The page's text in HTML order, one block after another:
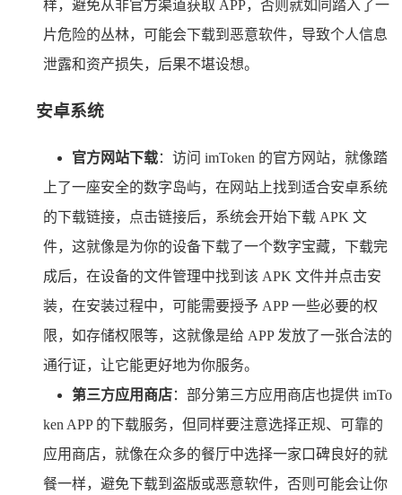
样，避免从非官方渠道获取 APP，否则就如同踏入了一
片危险的丛林，可能会下载到恶意软件，导致个人信息
泄露和资产损失，后果不堪设想。
安卓系统
官方网站下载：访问 imToken 的官方网站，就像踏
上了一座安全的数字岛屿，在网站上找到适合安卓系统
的下载链接，点击链接后，系统会开始下载 APK 文
件，这就像是为你的设备下载了一个数字宝藏，下载完
成后，在设备的文件管理中找到该 APK 文件并点击安
装，在安装过程中，可能需要授予 APP 一些必要的权
限，如存储权限等，这就像是给 APP 发放了一张合法的
通行证，让它能更好地为你服务。
第三方应用商店：部分第三方应用商店也提供 imTo
ken APP 的下载服务，但同样要注意选择正规、可靠的
应用商店，就像在众多的餐厅中选择一家口碑良好的就
餐一样，避免下载到盗版或恶意软件，否则可能会让你